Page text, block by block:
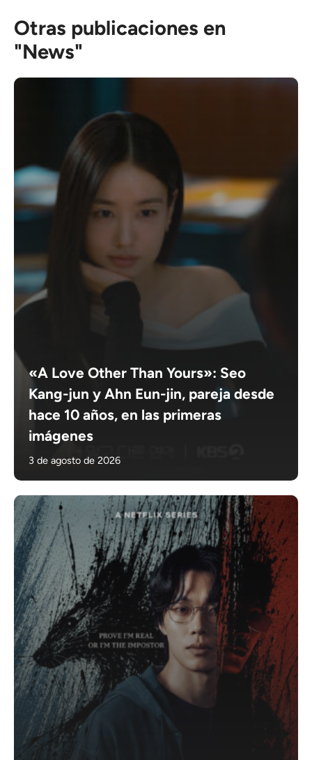
Otras publicaciones en
"News"
«A Love Other Than Yours»: Seo
Kang-jun y Ahn Eun-jin, pareja desde
hace 10 años, en las primeras
imágenes
3 de agosto de 2026